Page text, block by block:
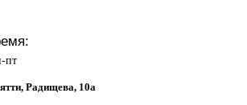
пт
Радищева, 10а